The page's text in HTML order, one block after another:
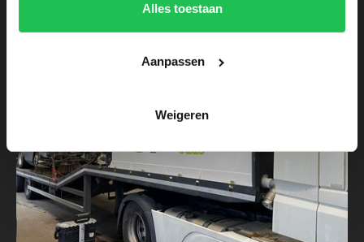
Alles toestaan
Aanpassen
Weigeren